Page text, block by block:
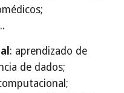
: aprendizado de
de dados;